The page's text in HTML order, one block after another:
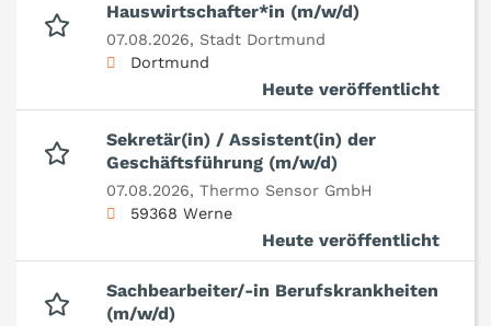
Hauswirtschafter*in (m/w/d)
07.08.2026, Stadt Dortmund
Dortmund
Heute veröffentlicht
Sekretär(in) / Assistent(in) der
Geschäftsführung (m/w/d)
07.08.2026, Thermo Sensor GmbH
59368 Werne
Heute veröffentlicht
Sachbearbeiter/-in Berufskrankheiten
(m/w/d)